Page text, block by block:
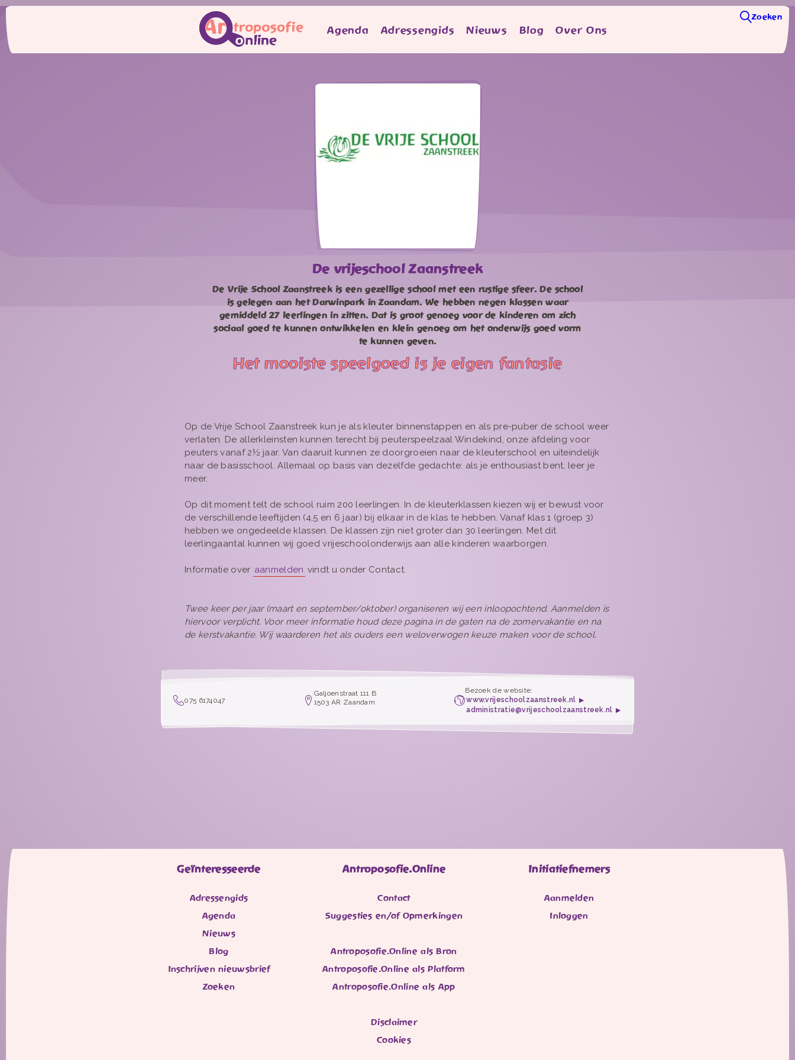
Agenda Adressengids Nieuws Blog Over Ons
Zoeken
De vrijeschool Zaanstreek
De Vrije School Zaanstreek is een gezellige school met een rustige sfeer. De school
is gelegen aan het Darwinpark in Zaandam. We hebben negen klassen waar
gemiddeld 27 leerlingen in zitten. Dat is groot genoeg voor de kinderen om zich
sociaal goed te kunnen ontwikkelen en klein genoeg om het onderwijs goed vorm
te kunnen geven.
Het mooiste speelgoed is je eigen fantasie
Op de Vrije School Zaanstreek kun je als kleuter binnenstappen en als pre-puber de school weer
verlaten. De allerkleinsten kunnen terecht bij peuterspeelzaal Windekind, onze afdeling voor
peuters vanaf 2½ jaar. Van daaruit kunnen ze doorgroeien naar de kleuterschool en uiteindelijk
naar de basisschool. Allemaal op basis van dezelfde gedachte: als je enthousiast bent, leer je
meer.
Op dit moment telt de school ruim 200 leerlingen. In de kleuterklassen kiezen wij er bewust voor
de verschillende leeftijden (4,5 en 6 jaar) bij elkaar in de klas te hebben. Vanaf klas 1 (groep 3)
hebben we ongedeelde klassen. De klassen zijn niet groter dan 30 leerlingen. Met dit
leerlingaantal kunnen wij goed vrijeschoolonderwijs aan alle kinderen waarborgen.
Informatie over aanmelden vindt u onder Contact.
Twee keer per jaar (maart en september/oktober) organiseren wij een inloopochtend. Aanmelden is
hiervoor verplicht. Voor meer informatie houd deze pagina in de gaten na de zomervakantie en na
de kerstvakantie. Wij waarderen het als ouders een weloverwogen keuze maken voor de school.
075 6174047
Galjoenstraat 111 B
1503 AR Zaandam
Bezoek de website:
www.vrijeschoolzaanstreek.nl
administratie@vrijeschoolzaanstreek.nl
Geïnteresseerde
Adressengids
Agenda
Nieuws
Blog
Inschrijven nieuwsbrief
Zoeken
Antroposofie.Online
Contact
Suggesties en/of Opmerkingen
Antroposofie.Online als Bron
Antroposofie.Online als Platform
Antroposofie.Online als App
Disclaimer
Cookies
Initiatiefnemers
Aanmelden
Inloggen